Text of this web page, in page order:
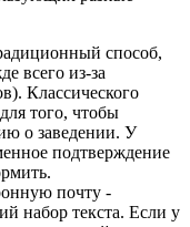
способ,
всего из-за
Классического
того, чтобы
о заведении. У
подтверждение
почту -
набор текста. Если у